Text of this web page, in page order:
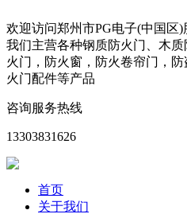
欢迎访问郑州市PG电子(中国区
我们主营各种钢质防火门、木
火门，防火窗，防火卷帘门，
火门配件等产品
咨询服务热线
13303831626
首页
关于我们